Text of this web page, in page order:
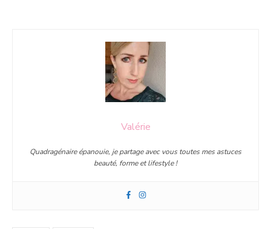
Valérie
Quadragénaire épanouie, je partage avec vous toutes mes astuces
beauté, forme et lifestyle !